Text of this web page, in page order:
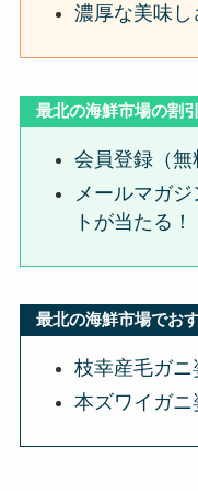
濃厚な美味し
最北の海鮮市場の割
会員登録（無
メールマガ
トが当たる！
最北の海鮮市場でお
枝幸産毛ガニ
本ズワイガニ